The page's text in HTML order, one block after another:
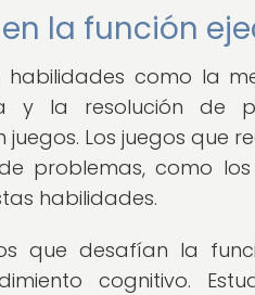
la función
habilidades como la
y la resolución de
Los juegos que
problemas, como
habilidades.
que desafían la
cognitivo.